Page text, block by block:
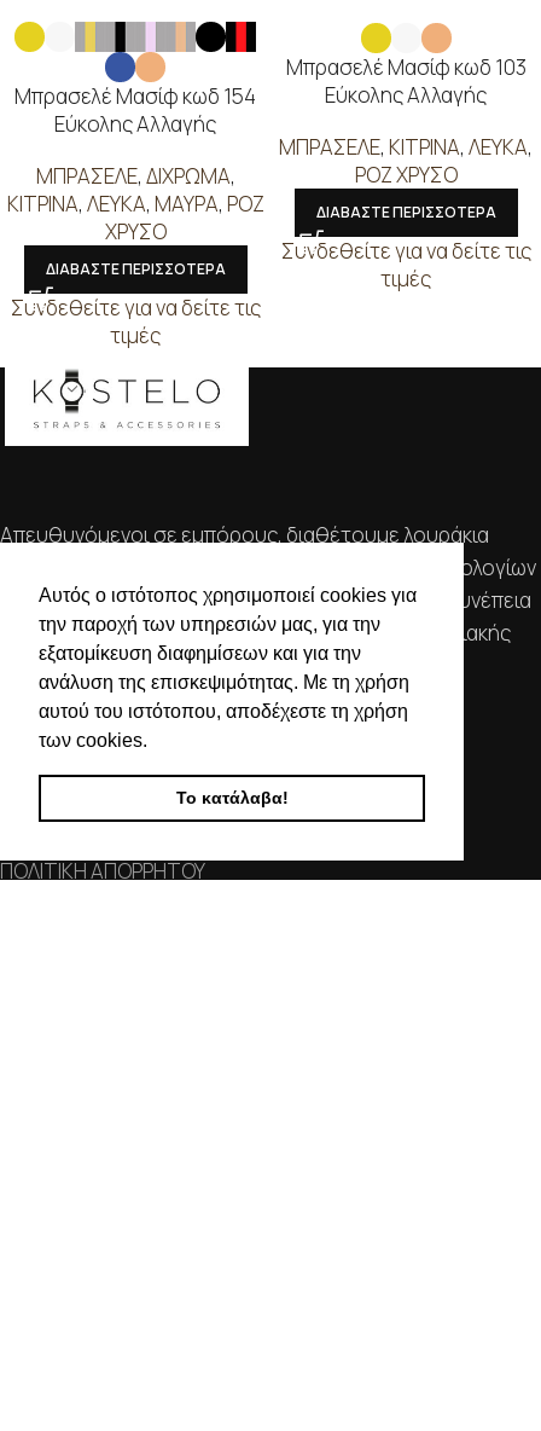
Αυτός ο ιστότοπος χρησιμοποιεί cookies για
την παροχή των υπηρεσιών μας, για την
εξατομίκευση διαφημίσεων και για την
ανάλυση της επισκεψιμότητας. Με τη χρήση
αυτού του ιστότοπου, αποδέχεστε τη χρήση
των cookies.
Το κατάλαβα!
Μπρασελέ Μασίφ κωδ 154
Εύκολης Αλλαγής
ΜΠΡΑΣΕΛΕ, ΔΙΧΡΩΜΑ,
ΚΙΤΡΙΝΑ, ΛΕΥΚΑ, ΜΑΥΡΑ, ΡΟΖ
ΧΡΥΣΟ
ΔΙΑΒΑΣΤΕ ΠΕΡΙΣΣΟΤΕΡΑ
Συνδεθείτε για να δείτε τις
τιμές
Μπρασελέ Μασίφ κωδ 103
Εύκολης Αλλαγής
ΜΠΡΑΣΕΛΕ, ΚΙΤΡΙΝΑ, ΛΕΥΚΑ,
ΡΟΖ ΧΡΥΣΟ
ΔΙΑΒΑΣΤΕ ΠΕΡΙΣΣΟΤΕΡΑ
Συνδεθείτε για να δείτε τις
τιμές
Απευθυνόμενοι σε εμπόρους, διαθέτουμε λουράκια
ρολογιών, μπρασελέ, μπαταρίες, μηχανισμούς ωρολογίων
& εργαλεία αρίστης ποιότητας. Η αξιοπιστία & η συνέπεια
αποτελούν τα κύρια χαρακτηριστικά της οικογενειακής
επιχείρησής μας.
ΧΡΗΣΙΜΕΣ ΠΛΗΡΟΦΟΡΙΕΣ
ΕΠΙΚΟΙΝΩΝΙΑ
ΠΟΛΙΤΙΚΗ ΑΠΟΡΡΗΤΟΥ